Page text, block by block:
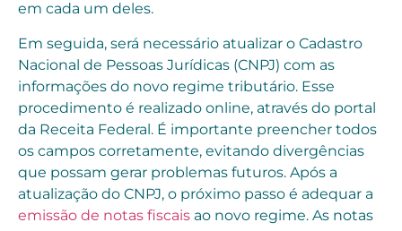
em cada um deles.
Em seguida, será necessário atualizar o Cadastro
Nacional de Pessoas Jurídicas (CNPJ) com as
informações do novo regime tributário. Esse
procedimento é realizado online, através do portal
da Receita Federal. É importante preencher todos
os campos corretamente, evitando divergências
que possam gerar problemas futuros. Após a
atualização do CNPJ, o próximo passo é adequar a
emissão de notas fiscais ao novo regime. As notas